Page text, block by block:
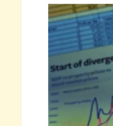
セク
米国市場
強い